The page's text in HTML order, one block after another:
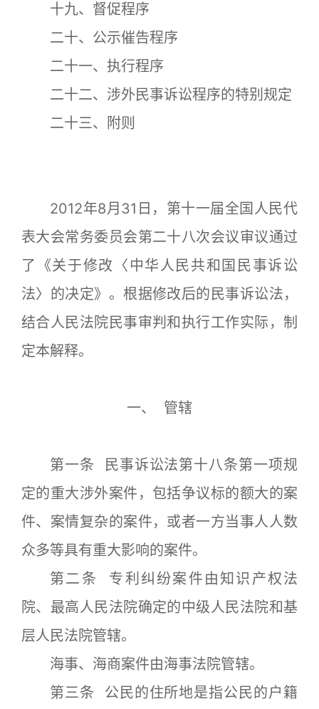
十九、督促程序
二十、公示催告程序
二十一、执行程序
二十二、涉外民事诉讼程序的特别规定
二十三、附则
2012年8月31日，第十一届全国人民代
表大会常务委员会第二十八次会议审议通过
了《关于修改〈中华人民共和国民事诉讼
法〉的决定》。根据修改后的民事诉讼法，
结合人民法院民事审判和执行工作实际，制
定本解释。
一、 管辖
第一条 民事诉讼法第十八条第一项规
定的重大涉外案件，包括争议标的额大的案
件、案情复杂的案件，或者一方当事人人数
众多等具有重大影响的案件。
第二条 专利纠纷案件由知识产权法
院、最高人民法院确定的中级人民法院和基
层人民法院管辖。
海事、海商案件由海事法院管辖。
第三条 公民的住所地是指公民的户籍